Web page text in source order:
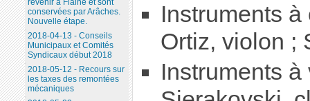
Instruments
Ortiz, violon ;
Instruments à
revenir à Flaine et sont
conservées par Arâches.
Nouvelle étape.
2018-04-13 - Conseils
Municipaux et Comités
Syndicaux début 2018
2018-05-12 - Recours sur
les taxes des remontées
mécaniques